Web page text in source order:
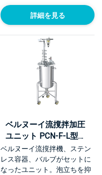
詳細を見る
ベルヌーイ流撹拌加圧
ユニット PCN-F-L型
【KU-PCN-F-L】
ベルヌーイ流撹拌機、ステン
レス容器、バルブがセットに
なったユニット。泡立ちを抑